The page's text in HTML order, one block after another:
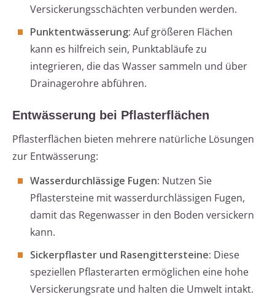
Versickerungsschächten verbunden werden.
Punktentwässerung: Auf größeren Flächen
kann es hilfreich sein, Punktabläufe zu
integrieren, die das Wasser sammeln und über
Drainagerohre abführen.
Entwässerung bei Pflasterflächen
Pflasterflächen bieten mehrere natürliche Lösungen
zur Entwässerung:
Wasserdurchlässige Fugen: Nutzen Sie
Pflastersteine mit wasserdurchlässigen Fugen,
damit das Regenwasser in den Boden versickern
kann.
Sickerpflaster und Rasengittersteine: Diese
speziellen Pflasterarten ermöglichen eine hohe
Versickerungsrate und halten die Umwelt intakt.